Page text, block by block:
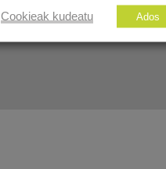
Cookieak kudeatu Ados